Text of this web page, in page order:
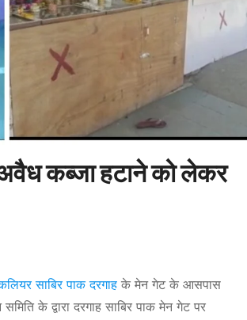
कब्जा हटाने को लेकर
साबिर पाक दरगाह के मेन गेट के आसपास
के द्वारा दरगाह साबिर पाक मेन गेट पर